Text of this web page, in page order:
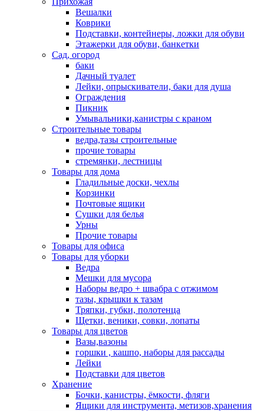
Вешалки
Коврики
Подставки, контейнеры, ложки для обуви
Этажерки для обуви, банкетки
Сад, огород
баки
Дачный туалет
Лейки, опрыскиватели, баки для душа
Ограждения
Пикник
Умывальники,канистры с краном
Строительные товары
ведра,тазы строительные
прочие товары
стремянки, лестницы
Товары для дома
Гладильные доски, чехлы
Корзинки
Почтовые ящики
Сушки для белья
Урны
Прочие товары
Товары для офиса
Товары для уборки
Ведра
Мешки для мусора
Наборы ведро + швабра с отжимом
тазы, крышки к тазам
Тряпки, губки, полотенца
Щетки, веники, совки, лопаты
Товары для цветов
Вазы,вазоны
горшки , кашпо, наборы для рассады
Лейки
Подставки для цветов
Хранение
Бочки, канистры, ёмкости, фляги
Ящики для инструмента, метизов,хранения